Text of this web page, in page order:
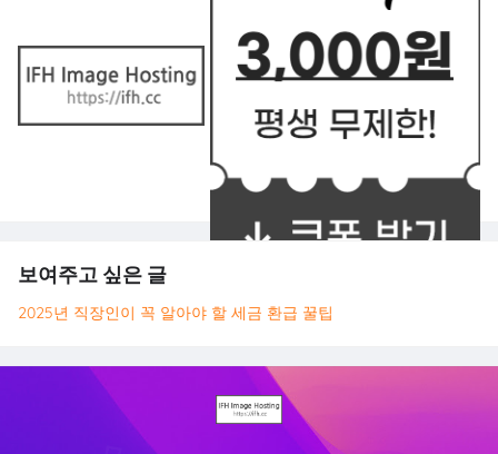
보여주고 싶은 글
2025년 직장인이 꼭 알아야 할 세금 환급 꿀팁